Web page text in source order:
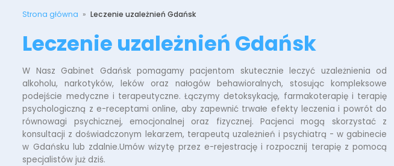
Strona główna » Leczenie uzależnień Gdańsk
Leczenie uzależnień Gdańsk
W Nasz Gabinet Gdańsk pomagamy pacjentom skutecznie leczyć uzależnienia od
alkoholu, narkotyków, leków oraz nałogów behawioralnych, stosując kompleksowe
podejście medyczne i terapeutyczne. Łączymy detoksykację, farmakoterapię i terapię
psychologiczną z e-receptami online, aby zapewnić trwałe efekty leczenia i powrót do
równowagi psychicznej, emocjonalnej oraz fizycznej. Pacjenci mogą skorzystać z
konsultacji z doświadczonym lekarzem, terapeutą uzależnień i psychiatrą - w gabinecie
w Gdańsku lub zdalnie.Umów wizytę przez e-rejestrację i rozpocznij terapię z pomocą
specjalistów już dziś.